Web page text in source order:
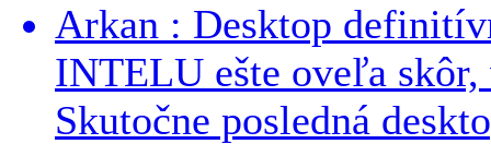
Arkan : Desktop
INTELU ešte oveľa
Skutočne posledná